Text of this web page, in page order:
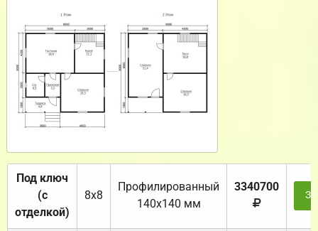
Под ключ
(с
отделкой)
8х8
Профилированный
140х140 мм
3340700